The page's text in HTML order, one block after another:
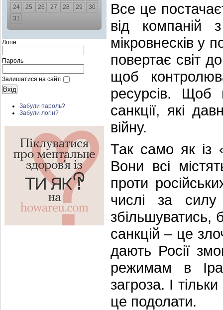
24
25 26 27 28 29
30
31
Логін
Пароль
Залишатися на сайті
Забули пароль?
Забули логін?
Все це
від компаній
мікровнесків у
повертає світ
щоб
ресурсів. Щоб
санкції, які
війну.
Так само як із
Вони всі
проти
числі за силу
збільшуватись,
санкцій – це
дають Росії
режимам в
загроза. І
це подолати.